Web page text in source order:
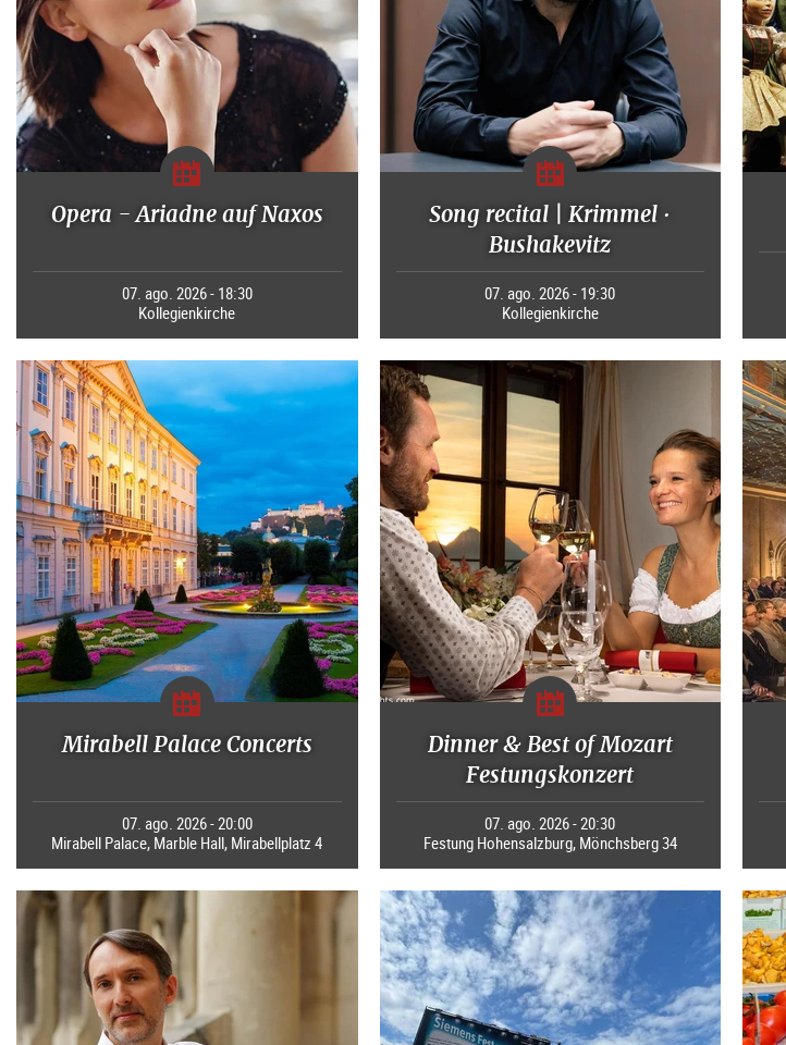
Opera - Ariadne auf Naxos
07. ago. 2026 - 18:30
Kollegienkirche
Song recital | Krimmel ·
Bushakevitz
07. ago. 2026 - 19:30
Kollegienkirche
Mirabell Palace Concerts
07. ago. 2026 - 20:00
Mirabell Palace, Marble Hall, Mirabellplatz 4
Dinner & Best of Mozart
Festungskonzert
07. ago. 2026 - 20:30
Festung Hohensalzburg, Mönchsberg 34